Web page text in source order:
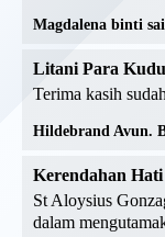
Magdalena binti
Litani Para
Terima kasih
Hildebrand Avun.
Kerendahan Hati
St Aloysius
dalam